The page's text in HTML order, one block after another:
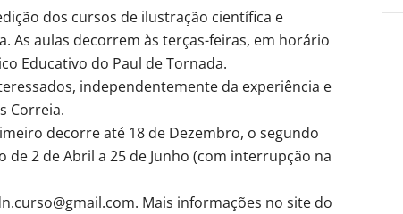
dos cursos de ilustração científica e
As aulas decorrem às terças-feiras, em horário
Educativo do Paul de Tornada.
independentemente da experiência e
Correia.
decorre até 18 de Dezembro, o segundo
de 2 de Abril a 25 de Junho (com interrupção na
Mais informações no site do